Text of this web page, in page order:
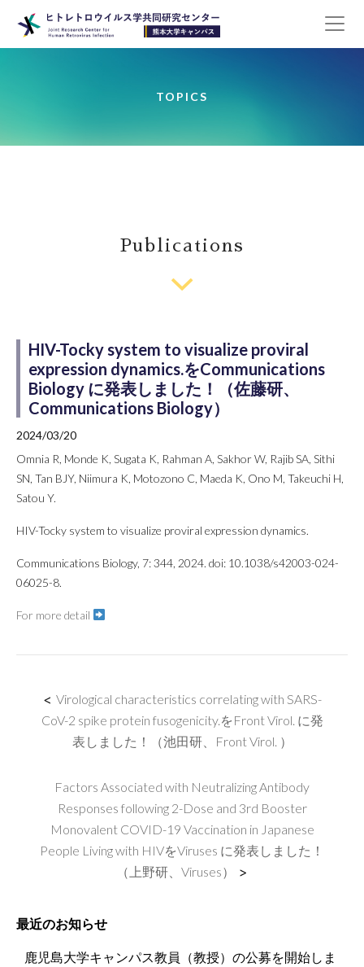
TOPICS
Publications
HIV-Tocky system to visualize proviral
expression dynamics.をCommunications
Biology に発表しました！（佐藤研、
Communications Biology）
2024/03/20
Omnia R, Monde K, Sugata K, Rahman A, Sakhor W, Rajib SA, Sithi
SN, Tan BJY, Niimura K, Motozono C, Maeda K, Ono M, Takeuchi H,
Satou Y.
HIV-Tocky system to visualize proviral expression dynamics.
Communications Biology, 7: 344, 2024. doi: 10.1038/s42003-024-
06025-8.
For more detail
< Virological characteristics correlating with SARS-
CoV-2 spike protein fusogenicity.をFront Virol. に発
表しました！（池田研、Front Virol. ）
Factors Associated with Neutralizing Antibody
Responses following 2-Dose and 3rd Booster
Monovalent COVID-19 Vaccination in Japanese
People Living with HIVをViruses に発表しました！
（上野研、Viruses）
>
最近のお知らせ
鹿児島大学キャンパス教員（教授）の公募を開始しま